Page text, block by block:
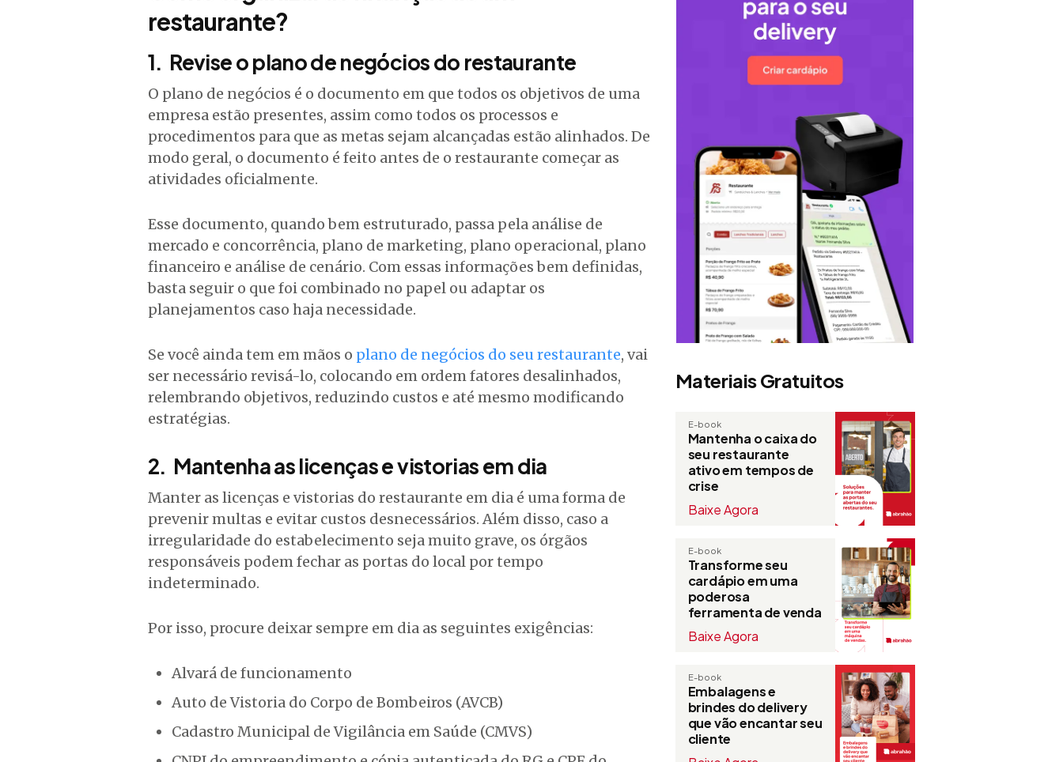
restaurante?
1. Revise o plano de negócios do restaurante
O plano de negócios é o documento em que todos os objetivos de uma
empresa estão presentes, assim como todos os processos e
procedimentos para que as metas sejam alcançadas estão alinhados. De
modo geral, o documento é feito antes de o restaurante começar as
atividades oficialmente.
Esse documento, quando bem estruturado, passa pela análise de
mercado e concorrência, plano de marketing, plano operacional, plano
financeiro e análise de cenário. Com essas informações bem definidas,
basta seguir o que foi combinado no papel ou adaptar os
planejamentos caso haja necessidade.
Se você ainda tem em mãos o plano de negócios do seu restaurante, vai
ser necessário revisá-lo, colocando em ordem fatores desalinhados,
relembrando objetivos, reduzindo custos e até mesmo modificando
estratégias.
2. Mantenha as licenças e vistorias em dia
Manter as licenças e vistorias do restaurante em dia é uma forma de
prevenir multas e evitar custos desnecessários. Além disso, caso a
irregularidade do estabelecimento seja muito grave, os órgãos
responsáveis podem fechar as portas do local por tempo
indeterminado.
Por isso, procure deixar sempre em dia as seguintes exigências:
Alvará de funcionamento
Auto de Vistoria do Corpo de Bombeiros (AVCB)
Cadastro Municipal de Vigilância em Saúde (CMVS)
Materiais Gratuitos
E-book
Mantenha o caixa do
seu restaurante
ativo em tempos de
crise
Baixe Agora
E-book
Transforme seu
cardápio em uma
poderosa
ferramenta de venda
Baixe Agora
E-book
Embalagens e
brindes do delivery
que vão encantar seu
cliente